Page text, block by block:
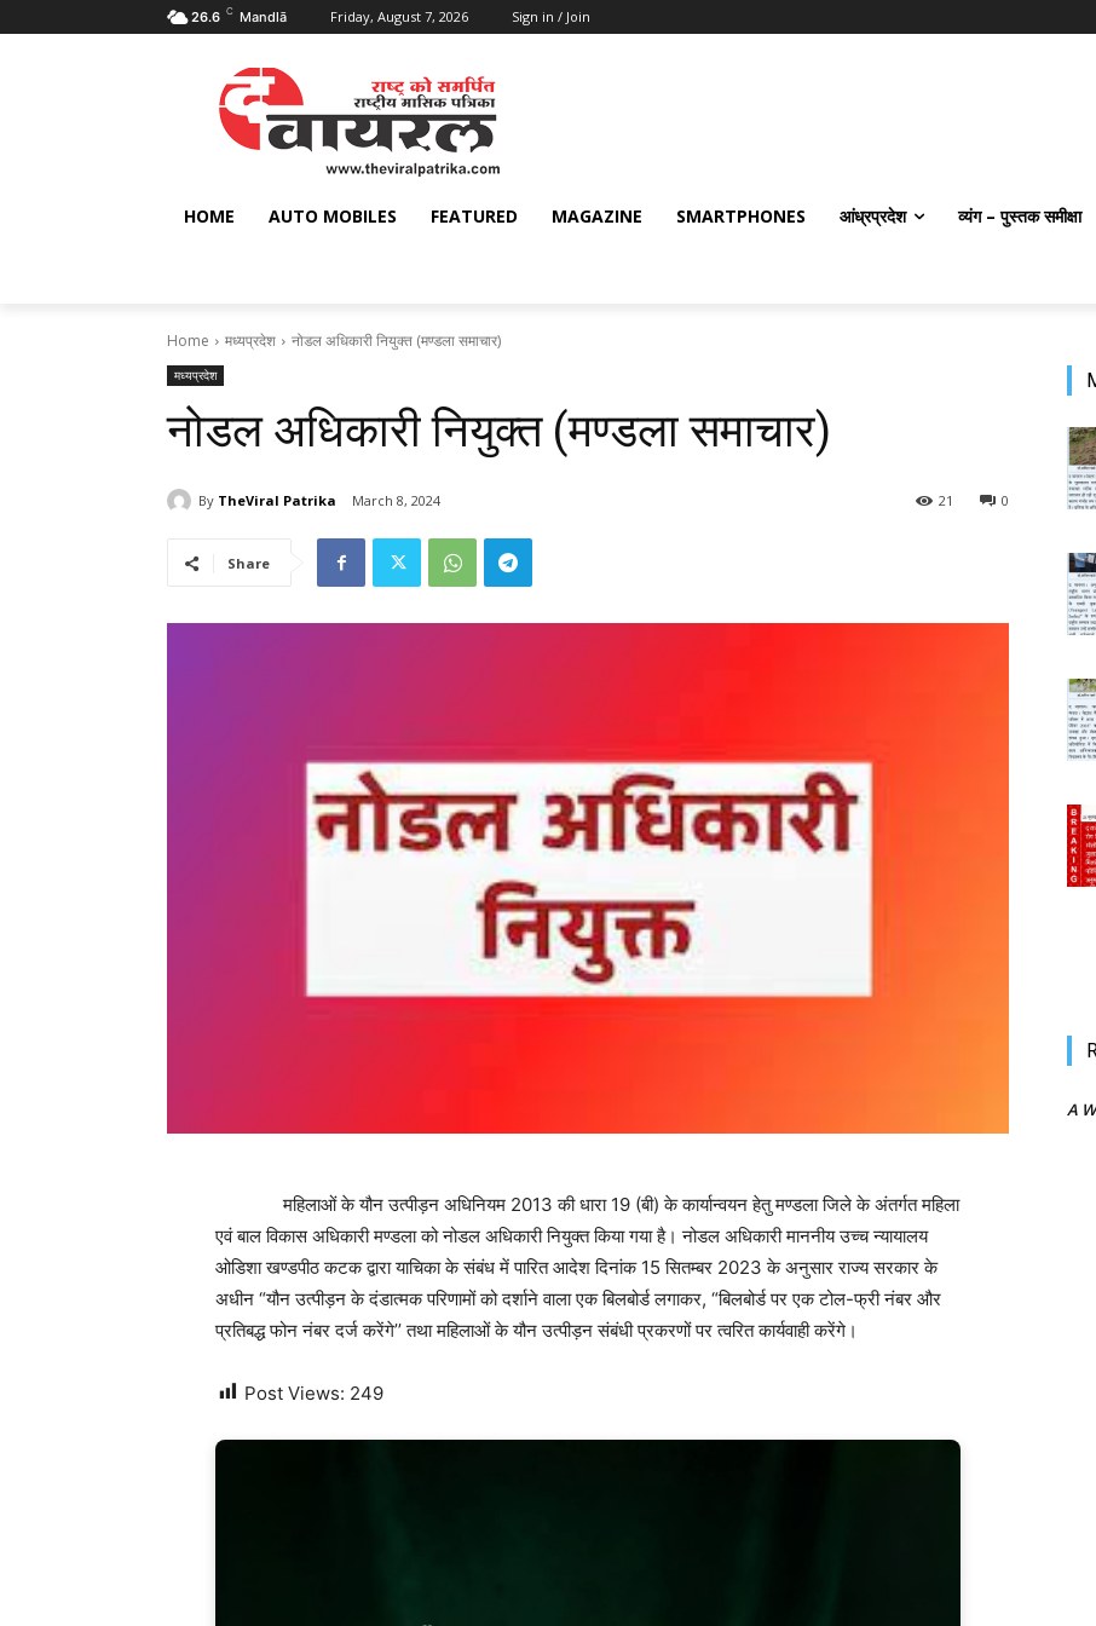
26.6 C Mandlā Friday, August 7, 2026 Sign in / Join
HOME AUTO MOBILES FEATURED MAGAZINE SMARTPHONES आंध्रप्रदेश व्यंग – पुस्तक समीक्षा
Home मध्यप्रदेश नोडल अधिकारी नियुक्त (मण्‍डला समाचार)
मध्यप्रदेश
नोडल अधिकारी नियुक्त (मण्‍डला समाचार)
By TheViral Patrika March 8, 2024 0
21
Share
महिलाओं के यौन उत्पीड़न अधिनियम 2013 की धारा 19 (बी) के कार्यान्वयन हेतु मण्डला जिले के अंतर्गत महिला
एवं बाल विकास अधिकारी मण्डला को नोडल अधिकारी नियुक्त किया गया है। नोडल अधिकारी माननीय उच्च न्यायालय
ओडिशा खण्डपीठ कटक द्वारा याचिका के संबंध में पारित आदेश दिनांक 15 सितम्बर 2023 के अनुसार राज्य सरकार के
अधीन “यौन उत्पीड़न के दंडात्मक परिणामों को दर्शाने वाला एक बिलबोर्ड लगाकर, “बिलबोर्ड पर एक टोल-फ्री नंबर और
प्रतिबद्ध फोन नंबर दर्ज करेंगे’’ तथा महिलाओं के यौन उत्पीड़न संबंधी प्रकरणों पर त्वरित कार्यवाही करेंगे।
Post Views: 249
A